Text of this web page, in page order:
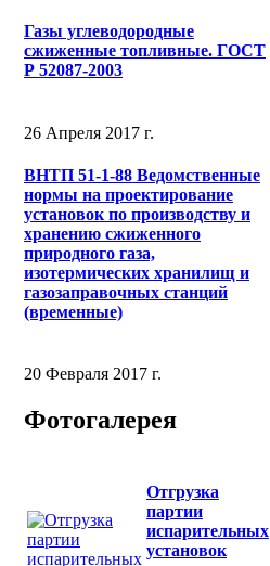
Газы углеводородные
сжиженные топливные. ГОСТ
Р 52087-2003
26 Апреля 2017 г.
ВНТП 51-1-88 Ведомственные
нормы на проектирование
установок по производству и
хранению сжиженного
природного газа,
изотермических хранилищ и
газозаправочных станций
(временные)
20 Февраля 2017 г.
Фотогалерея
Отгрузка
партии
испарительных
установок